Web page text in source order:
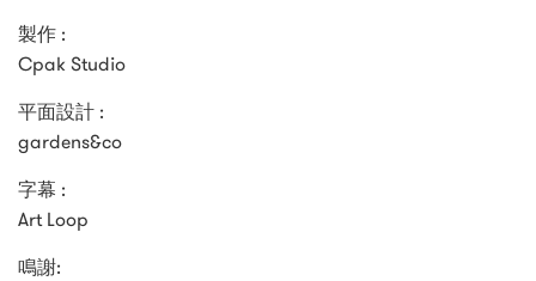
製作 :
Cpak Studio
平面設計 :
gardens&co
字幕 :
Art Loop
鳴謝: